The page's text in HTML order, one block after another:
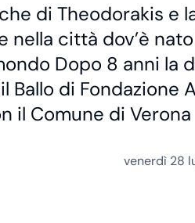
di Theodorakis e
nella città dov’è
Dopo 8 anni la
Ballo di Fondazione
il Comune di Verona
venerdì 28